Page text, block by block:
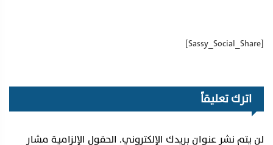
[Sassy_Social_Share]
اترك تعليقاً
لن يتم نشر عنوان بريدك الإلكتروني. الحقول الإلزامية مشار